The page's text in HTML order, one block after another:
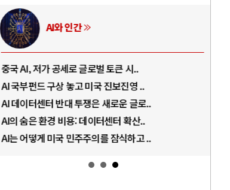
AI와 인간
중국 AI, 저가 공세로 글로벌 토큰 시..
AI 국부펀드 구상 놓고 미국 진보진영 ..
AI 데이터센터 반대 투쟁은 새로운 글로..
AI의 숨은 환경 비용: 데이터센터 확산..
AI는 어떻게 미국 민주주의를 잠식하고 ..